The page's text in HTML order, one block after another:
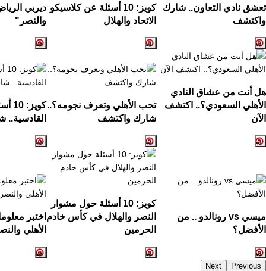
تعشق نادي التعاون.. شارك
واكتشف
كويز: 10 أسئلة عن كلاسيكو
الاتحاد والهلال
ديربي
والنصر"
هل أنت من عشاق النادي
الأهلي السعودي؟.. اكتشف
الآن
تحب الأهلي وتعرف نجومه؟..
شارك واكتشف
القادسية..
ميسي vs رونالدو .. من
الأفضل؟
كويز: 10 أسئلة حول مشوار
النصر والهلال في كأس خادم
الحرمين
اختبر
الأهلي
Previous
Next